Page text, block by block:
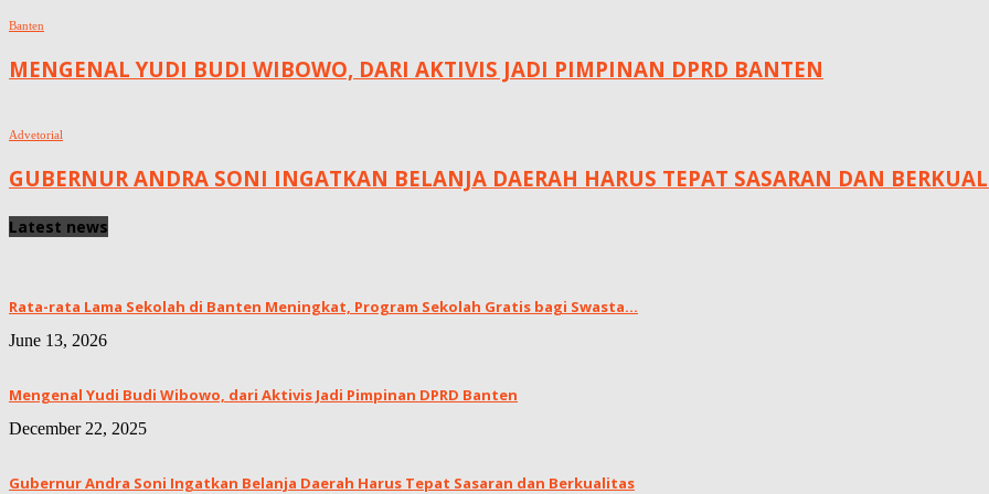
Banten
MENGENAL YUDI BUDI WIBOWO, DARI AKTIVIS JADI PIMPINAN DPRD BANTEN
Advetorial
GUBERNUR ANDRA SONI INGATKAN BELANJA DAERAH HARUS TEPAT SASARAN DAN
Latest news
Rata-rata Lama Sekolah di Banten Meningkat, ‎Program Sekolah Gratis bagi Swasta...
June 13, 2026
Mengenal Yudi Budi Wibowo, dari Aktivis Jadi Pimpinan DPRD Banten
December 22, 2025
Gubernur Andra Soni Ingatkan Belanja Daerah Harus Tepat Sasaran dan Berkualitas